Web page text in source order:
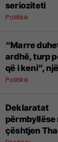
serioziteti
Politikë
“Marre
ardhë, turp
që i keni”,
protestuesit i
Politikë
Deklaratat
përmbyllëse
çështjen